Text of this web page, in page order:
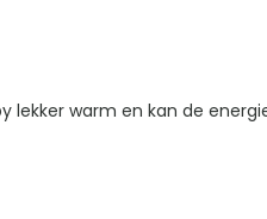
warm en kan de